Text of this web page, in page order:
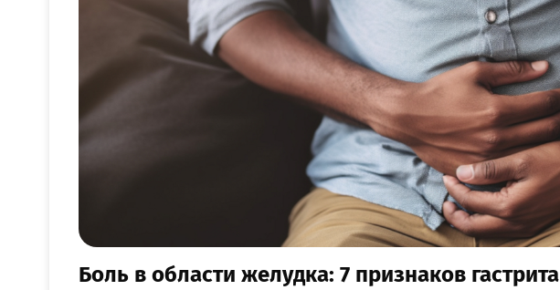
Боль в области желудка: 7 признаков гастрита